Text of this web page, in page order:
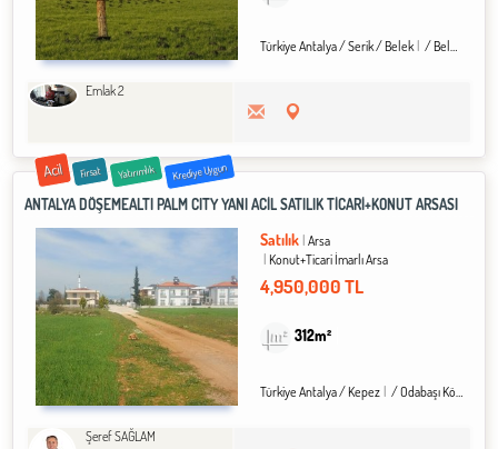
Türkiye Antalya / Serik/ Belek / Belek Bld.
Emlak 2
Acil Fırsat Yatırımlık Krediye Uygun
ANTALYA DÖŞEMEALTI PALM CITY YANI ACİL SATILIK TİCARİ+KONUT ARSASI
Satılık Arsa
Konut+Ticari İmarlı Arsa
4,950,000 TL
312m²
Türkiye Antalya / Kepez / Odabaşı Köyü
Şeref SAĞLAM